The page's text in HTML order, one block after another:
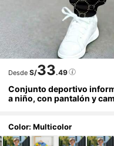
Desde S/33.49
Conjunto deportivo
a niño, con pantalón y
ta de cuello redondo y
l y cómodo, minimalista.
Color: Multicolor